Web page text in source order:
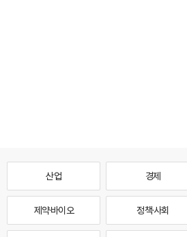
산업 경제
제약·바이오 정책·사회